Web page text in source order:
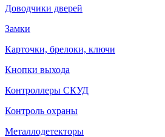
Доводчики дверей
Замки
Карточки, брелоки, ключи
Кнопки выхода
Контроллеры СКУД
Контроль охраны
Металлодетекторы